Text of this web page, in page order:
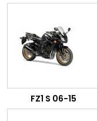
FZ1 S 06-15